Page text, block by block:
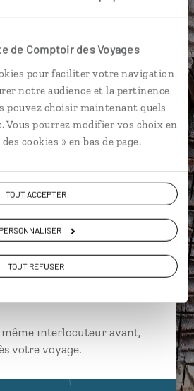
de Comptoir des Voyages
pour faciliter votre navigation
notre audience et la pertinence
pouvez choisir maintenant quels
Vous pourrez modifier vos choix en
cookies » en bas de page.
TOUT ACCEPTER
PERSONNALISER
TOUT REFUSER
Terre Baie d’Oro
Nadine,
spécialiste Nouvelle-Calédonie
demandez conseils à nos
votre itinéraire au plus
à face ou depuis nos studios
même interlocuteur avant,
votre voyage.